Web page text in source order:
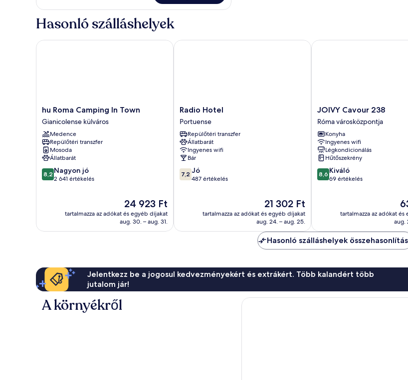
Hasonló szálláshelyek
hu
Roma
Camping
In
Town
Gianicolense
külváros
hu Roma Camping In Town
Gianicolense külváros
Medence
Repülőtéri transzfer
Mosoda
Állatbarát
8.2
ennyiből:
8,2 Nagyon jó
2 641 értékelés
Az
ár
24 923 Ft
24 923 Ft
tartalmazza az adókat és egyéb díjakat
aug. 30. – aug. 31.
hu Roma Camping In Town
Radio
Hotel
Portuense
Radio Hotel
Portuense
Repülőtéri transzfer
Állatbarát
Ingyenes wifi
Bár
7.2
ennyiből:
értékelés
7,2 Jó
487 értékelés
Az
ár
21 302 Ft
21 302 Ft
tartalmazza az adókat és egyéb díjakat
aug. 24. – aug. 25.
Radio Hotel
JOIVY
Cavour
238
Róma
városközpontja
JOIVY Cavour 238
Róma városközpontja
Konyha
Ingyenes wifi
Légkondicionálás
Hűtőszekrény
8.6
ennyiből:
értékelés
8,6 Kiváló
69 értékelés
Az
ár
tartalmazza az adókat
aug.
JOIVY Cavour 238
Hasonló szálláshelyek
Jelentkezz be a jogosul kedvezményekért és extrákért. Több kalandért több
jutalom jár!
A környékről